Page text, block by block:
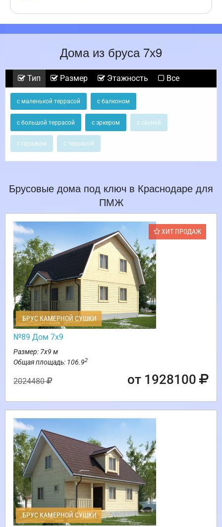
Дома из бруса 7х9
Тип Размер Этажность Все
с маленькой террасой с балконом
с большой террасой с эркером с сауной
с гаражом с террасой
Брусовые дома под ключ в Краснодаре для
ПМЖ
ХИТ ПРОДАЖ
БРУС КАМЕРНОЙ СУШКИ
№89 Дом 7х9
Размер: 7х9 м
Общая площадь: 106.92
2024480 от 1928100
БРУС КАМЕРНОЙ СУШКИ